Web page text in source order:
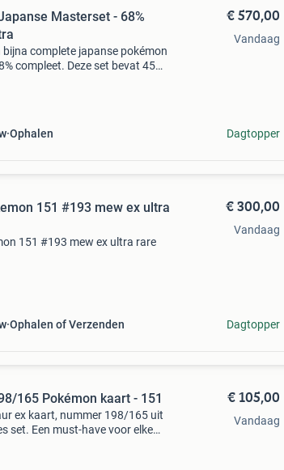
Masterset - 68%
bijna complete japanse pokémon
compleet. Deze set bevat 45
Ophalen
€ 570,00
Vandaag
Dagtopper
151 #193 mew ex ultra
151 #193 mew ex ultra rare
Ophalen of Verzenden
€ 300,00
Vandaag
Dagtopper
165 Pokémon kaart - 151
ex kaart, nummer 198/165 uit
set. Een must-have voor elke
€ 105,00
Vandaag